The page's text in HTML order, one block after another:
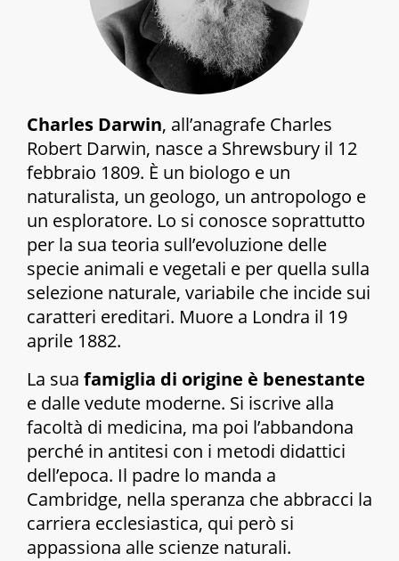
Charles Darwin, all’anagrafe Charles
Robert Darwin, nasce a Shrewsbury il 12
febbraio 1809. È un biologo e un
naturalista, un geologo, un antropologo e
un esploratore. Lo si conosce soprattutto
per la sua teoria sull’evoluzione delle
specie animali e vegetali e per quella sulla
selezione naturale, variabile che incide sui
caratteri ereditari. Muore a Londra il 19
aprile 1882.
La sua famiglia di origine è benestante
e dalle vedute moderne. Si iscrive alla
facoltà di medicina, ma poi l’abbandona
perché in antitesi con i metodi didattici
dell’epoca. Il padre lo manda a
Cambridge, nella speranza che abbracci la
carriera ecclesiastica, qui però si
appassiona alle scienze naturali.